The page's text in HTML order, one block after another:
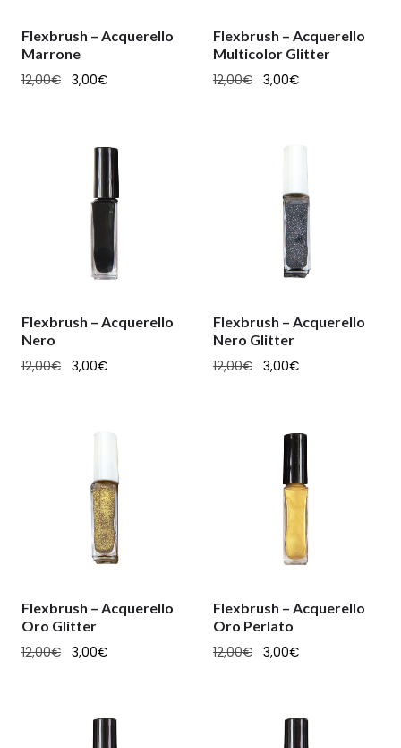
Flexbrush – Acquerello
Marrone
12,00€ 3,00€
Flexbrush – Acquerello
Multicolor Glitter
12,00€ 3,00€
Flexbrush – Acquerello
Nero
12,00€ 3,00€
Flexbrush – Acquerello
Nero Glitter
12,00€ 3,00€
Flexbrush – Acquerello
Oro Glitter
12,00€ 3,00€
Flexbrush – Acquerello
Oro Perlato
12,00€ 3,00€